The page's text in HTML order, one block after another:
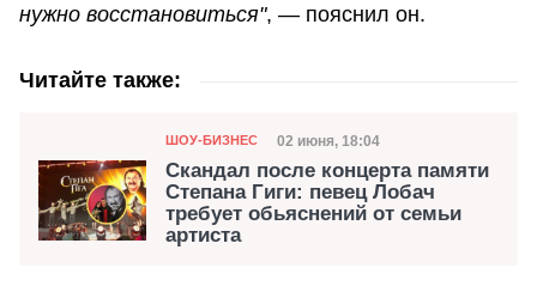
нужно восстановиться", — пояснил он.
Читайте также:
Категория
ШОУ-БИЗНЕС Дата публикации
02 июня, 18:04
Скандал после концерта памяти
Степана Гиги: певец Лобач
требует обьяснений от семьи
артиста